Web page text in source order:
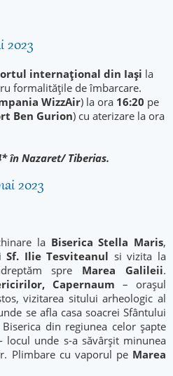
2023
internațional din Iași la
formalitățile de îmbarcare.
WizzAir) la ora 16:20 pe
Ben Gurion) cu aterizare la ora
în Nazaret/ Tiberias.
2023
la Biserica Stella Maris,
Sf. Ilie Tesviteanul si vizita la
spre Marea Galileii.
, Capernaum – oraşul
vizitarea sitului arheologic al
se afla casa soacrei Sfântului
din regiunea celor şapte
- locul unde s-a săvârşit minunea
Plimbare cu vaporul pe Marea